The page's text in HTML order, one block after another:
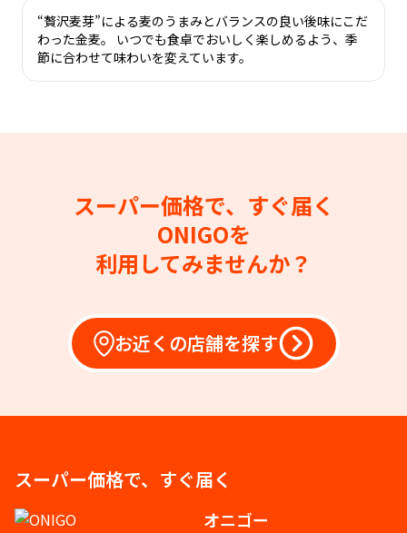
“贅沢麦芽”による麦のうまみとバランスの良い後味にこだ
わった金麦。 いつでも食卓でおいしく楽しめるよう、季
節に合わせて味わいを変えています。
スーパー価格で、すぐ届く
ONIGOを
利用してみませんか？
お近くの店舗を探す
スーパー価格で、すぐ届く
オニゴー